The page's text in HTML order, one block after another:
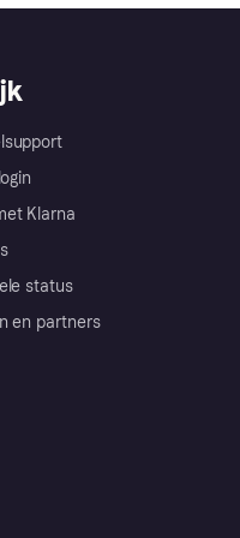
Klarna
status
en partners